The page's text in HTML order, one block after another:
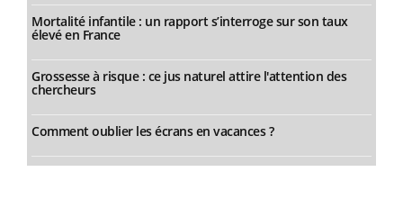
Mortalité infantile : un rapport s’interroge sur son taux
élevé en France
Grossesse à risque : ce jus naturel attire l'attention des
chercheurs
Comment oublier les écrans en vacances ?